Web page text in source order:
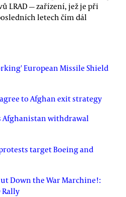
LRAD — zařízení, jež je při
letech čím dál
European Missile Shield
to Afghan exit strategy
Afghanistan withdrawal
target Boeing and
Down the War Marchine!:
Rally